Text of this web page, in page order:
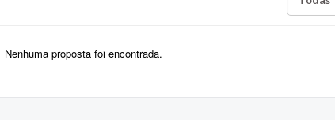
Nenhuma proposta foi encontrada.